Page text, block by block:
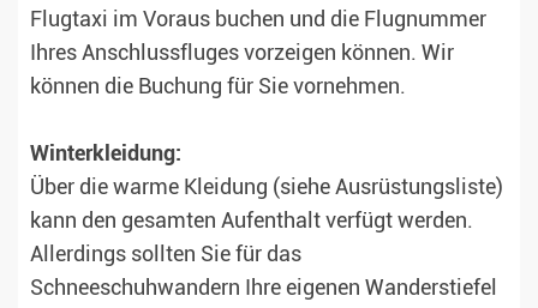
Flugtaxi im Voraus buchen und die Flugnummer
Ihres Anschlussfluges vorzeigen können. Wir
können die Buchung für Sie vornehmen.
Winterkleidung:
Über die warme Kleidung (siehe Ausrüstungsliste)
kann den gesamten Aufenthalt verfügt werden.
Allerdings sollten Sie für das
Schneeschuhwandern Ihre eigenen Wanderstiefel